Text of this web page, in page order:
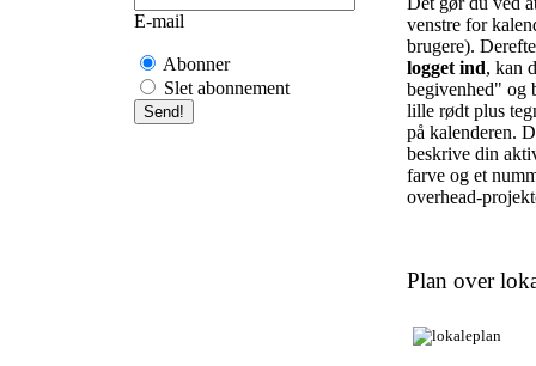
E-mail
Abonner
Slet abonnement
venstre for
brugere).
logget ind, kan
begivenhed" og
lille rødt plus
på kalenderen.
beskrive din
farve og et
overhead-
Plan over